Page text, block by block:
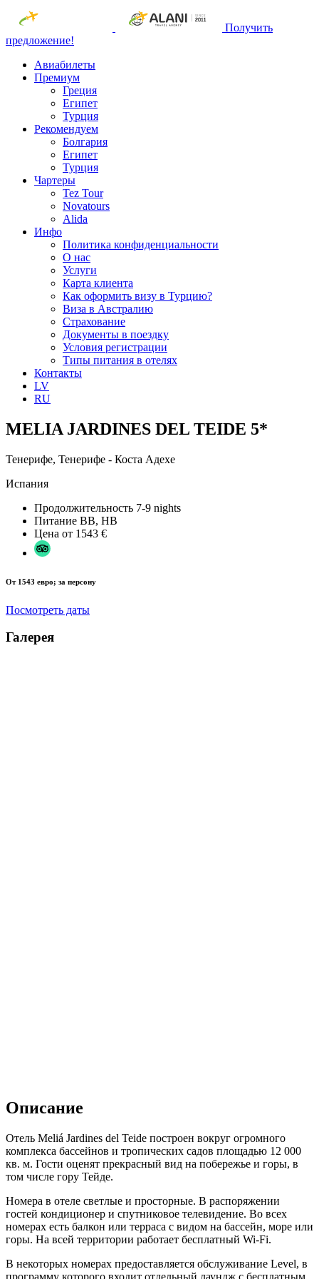
Получить
предложение!
Авиабилеты
Премиум
Греция
Египет
Турция
Рекомендуем
Болгария
Египет
Турция
Чартеры
Tez Tour
Novatours
Alida
Инфо
Политика конфиденциальности
О нас
Услуги
Карта клиента
Как оформить визу в Турцию?
Виза в Австралию
Страхование
Документы в поездку
Условия регистрации
Типы питания в отелях
Контакты
LV
RU
MELIA JARDINES DEL TEIDE 5*
Тенерифе, Тенерифе - Коста Адехе
Испания
Продолжительность 7-9 nights
Питание BB, HB
Цена от 1543 €
От 1543 евро; за персону
Посмотреть даты
Галерея
Описание
Отель Meliá Jardines del Teide построен вокруг огромного
комплекса бассейнов и тропических садов площадью 12 000
кв. м. Гости оценят прекрасный вид на побережье и горы, в
том числе гору Тейде.
Номера в отеле светлые и просторные. В распоряжении
гостей кондиционер и спутниковое телевидение. Во всех
номерах есть балкон или терраса с видом на бассейн, море или
горы. На всей территории работает бесплатный Wi-Fi.
В некоторых номерах предоставляется обслуживание Level, в
программу которого входит отдельный лаундж с бесплатным